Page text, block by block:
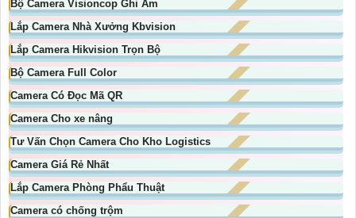
Bộ Camera Visioncop Ghi Âm
Lắp Camera Nhà Xưởng Kbvision
Lắp Camera Hikvision Trọn Bộ
Bộ Camera Full Color
Camera Có Đọc Mã QR
Camera Cho xe nâng
Tư Vấn Chọn Camera Cho Kho Logistics
Camera Giá Rẻ Nhất
Lắp Camera Phòng Phẩu Thuật
Camera có chống trộm